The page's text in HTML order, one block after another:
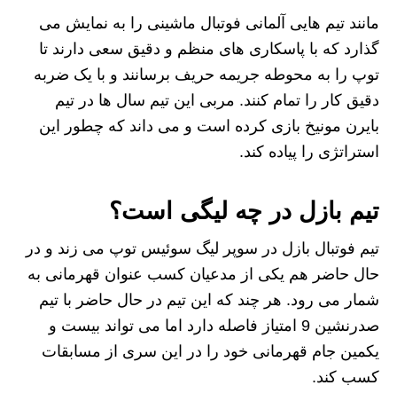
مانند تیم هایی آلمانی فوتبال ماشینی را به نمایش می
گذارد که با پاسکاری های منظم و دقیق سعی دارند تا
توپ را به محوطه جریمه حریف برسانند و با یک ضربه
دقیق کار را تمام کنند. مربی این تیم سال ها در تیم
بایرن مونیخ بازی کرده است و می داند که چطور این
استراتژی را پیاده کند.
تیم بازل در چه لیگی است؟
تیم فوتبال بازل در سوپر لیگ سوئیس توپ می زند و در
حال حاضر هم یکی از مدعیان کسب عنوان قهرمانی به
شمار می رود. هر چند که این تیم در حال حاضر با تیم
صدرنشین 9 امتیاز فاصله دارد اما می تواند بیست و
یکمین جام قهرمانی خود را در این سری از مسابقات
کسب کند.